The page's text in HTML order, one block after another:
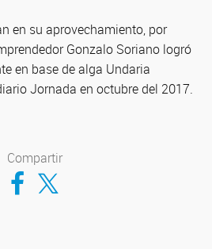
en su aprovechamiento, por
Gonzalo Soriano logró
en base de alga Undaria
Jornada en octubre del 2017.
Compartir
Compartir en Facebook
Compartir en Twitter